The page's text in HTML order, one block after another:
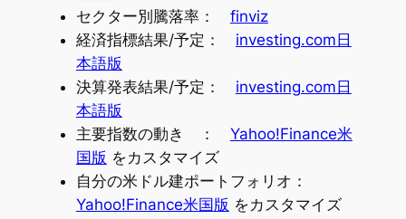
セクター別騰落率： finviz
経済指標結果/予定： investing.com日
本語版
決算発表結果/予定： investing.com日
本語版
主要指数の動き ： Yahoo!Finance米
国版 をカスタマイズ
自分の米ドル建ポートフォリオ：
Yahoo!Finance米国版 をカスタマイズ